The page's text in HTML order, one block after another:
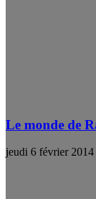
Le monde de
jeudi 6 février 2014